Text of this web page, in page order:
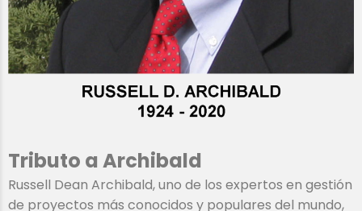
Tributo a Archibald
Russell Dean Archibald, uno de los expertos en gestión
de proyectos más conocidos y populares del mundo,